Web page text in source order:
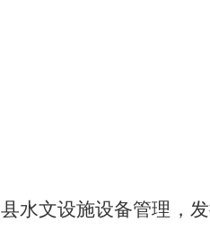
水文设施设备管理，